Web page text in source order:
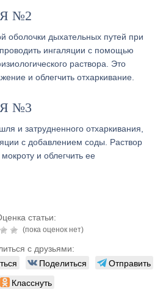
№2
оболочки дыхательных путей при
ингаляции с помощью
раствора. Это
и облегчить отхаркивание.
№3
и затрудненного отхаркивания,
с добавлением соды. Раствор
и облегчить ее
статьи:
(пока оценок нет)
с друзьями:
Поделиться
Отправить
Класснуть